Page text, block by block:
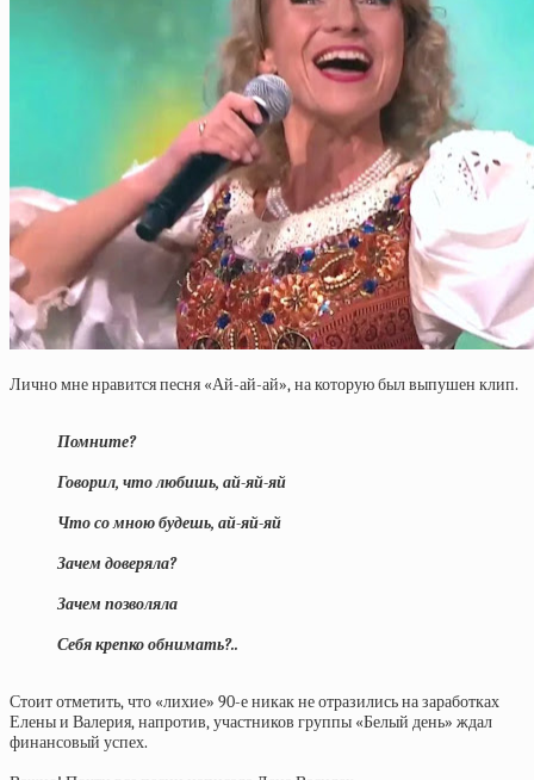
Лично мне нравится песня «Ай-ай-ай», на которую был выпушен клип.
Помните?
Говорил, что любишь, ай-яй-яй
Что со мною будешь, ай-яй-яй
Зачем доверяла?
Зачем позволяла
Себя крепко обнимать?..
Стоит отметить, что «лихие» 90-е никак не отразились на заработках
Елены и Валерия, напротив, участников группы «Белый день» ждал
финансовый успех.